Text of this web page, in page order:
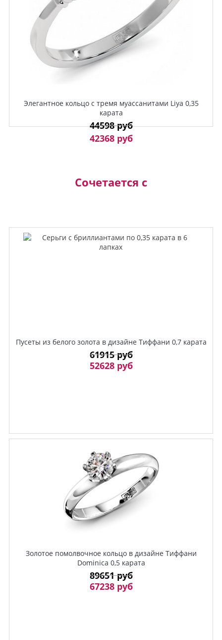
Элегантное кольцо с тремя муассанитами Liya 0,35
карата
44598 руб
42368 руб
Сочетается с
Пусеты из белого золота в дизайне Тиффани 0,7 карата
61915 руб
52628 руб
Золотое помолвочное кольцо в дизайне Тиффани
Dominica 0,5 карата
89651 руб
67238 руб